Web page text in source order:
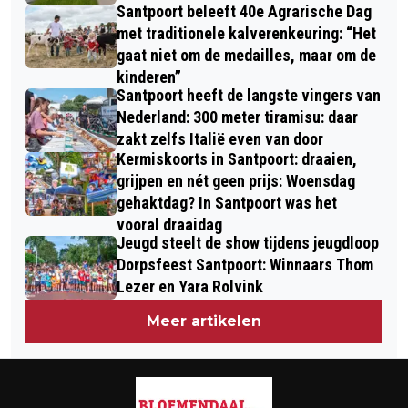
Santpoort beleeft 40e Agrarische Dag
met traditionele kalverenkeuring: “Het
gaat niet om de medailles, maar om de
kinderen”
Santpoort heeft de langste vingers van
Nederland: 300 meter tiramisu: daar
zakt zelfs Italië even van door
Kermiskoorts in Santpoort: draaien,
grijpen en nét geen prijs: Woensdag
gehaktdag? In Santpoort was het
vooral draaidag
Jeugd steelt de show tijdens jeugdloop
Dorpsfeest Santpoort: Winnaars Thom
Lezer en Yara Rolvink
Meer artikelen